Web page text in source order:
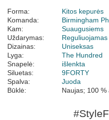
Forma:
Kitos kepurės
Komanda:
Birmingham
Kam:
Suaugusiems
Uždarymas:
Reguliuojamas
Dizainas:
Uniseksas
Lyga:
The Hundred
Snapelė:
išlenkta
Siluetas:
9FORTY
Spalva:
Juoda
Būklė:
Naujas; 100 %